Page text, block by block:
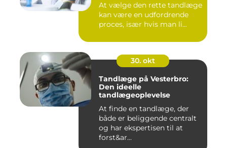
At vælge den rette tandlæge
kan være en udfordrende
proces, især hvis man li...
30. okt
Tandlæge på Vesterbro:
Den ideelle
tandlægeoplevelse
At finde en tandlæge, der
både er beliggende centralt
og har ekspertisen til at
forst&ar...